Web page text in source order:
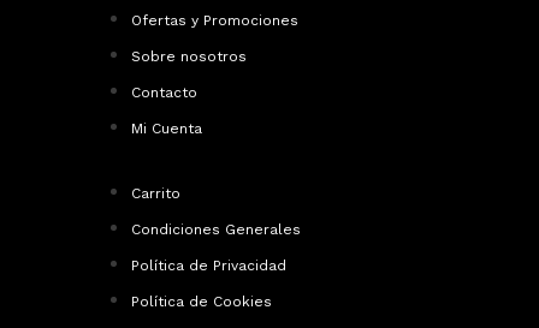
Ofertas y Promociones
Sobre nosotros
Contacto
Mi Cuenta
Carrito
Condiciones Generales
Política de Privacidad
Política de Cookies